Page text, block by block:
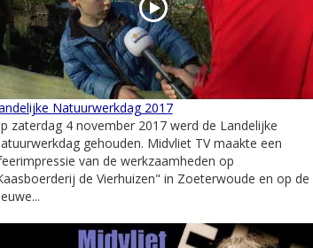
Natuurwerkdag 2017
zaterdag 4 november 2017 werd de Landelijke
gehouden. Midvliet TV maakte een
van de werkzaamheden op
de Vierhuizen" in Zoeterwoude en op de